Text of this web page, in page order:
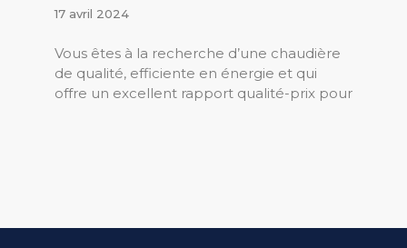
17 avril 2024
Vous êtes à la recherche d’une chaudière
de qualité, efficiente en énergie et qui
offre un excellent rapport qualité-prix pour